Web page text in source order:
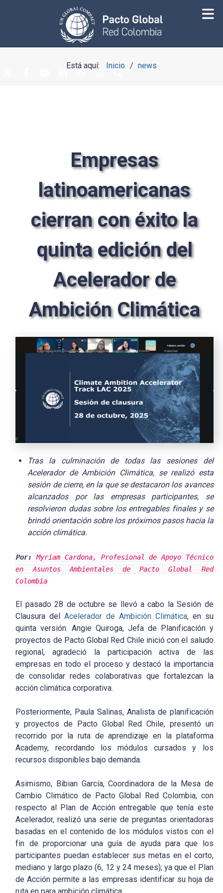
Está aquí: Inicio news
Empresas
latinoamericanas
cierran con éxito la
quinta edición del
Acelerador de
Ambición Climática
Tras la culminación de todas las sesiones del
Acelerador de Ambición Climática, se realizó esta
sesión de cierre, en la que se destacaron los avances
alcanzados por las empresas participantes, se
resolvieron dudas sobre los entregables finales y se
brindó orientación sobre los próximos pasos hacia la
acción climática.
Por:Myriam Cardona, Profesional de Apoyo Técnico
en Asuntos Ambientales de Pacto Global Red
Colombia
El pasado 28 de octubre se llevó a cabo la Sesión de
Clausura delAcelerador de Ambición Climática, en su
quinta versión. Angie Quiroga, Jefa de Planificación y
proyectos de Pacto Global Red Chile inició con el saludo
regional, agradeció la participación activa de las
empresas en todo el proceso y destacó la importancia
de consolidar redes colaborativas que fortalezcan la
acción climática corporativa.
Posteriormente, Paula Salinas, Analista de planificación
y proyectos de Pacto Global Red Chile, presentó un
recorrido por la ruta de aprendizaje en la plataforma
Academy, recordando los módulos cursados y los
recursos disponibles bajo demanda.
Asimismo, Bibian García, Coordinadora de la Mesa de
Cambio Climático de Pacto Global Red Colombia, con
respecto al Plan de Acción entregable que tenía este
Acelerador, realizó una serie de preguntas orientadoras
basadas en el contenido de los módulos vistos con el
fin de proporcionar una guía de ayuda para que los
participantes puedan establecer sus metas en el corto,
mediano y largo plazo (6, 12 y 24 meses); ya que el Plan
de Acción permite a las empresas identificar su hoja de
ruta en para ambición climática.